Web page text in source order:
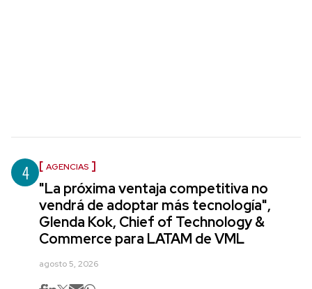
4 AGENCIAS
"La próxima ventaja competitiva no
vendrá de adoptar más tecnología",
Glenda Kok, Chief of Technology &
Commerce para LATAM de VML
agosto 5, 2026